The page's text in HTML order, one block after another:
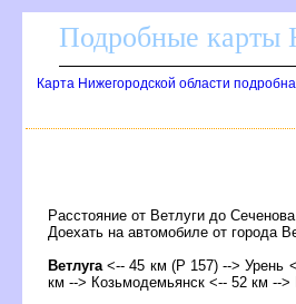
Подробные карты
Карта Нижегородской области
Расстояние от Ветлуги до
Доехать на автомобиле от города
етлуга <-- 45 км (Р 157) --> Урень
км --> Козьмодемьянск <-- 52 км --